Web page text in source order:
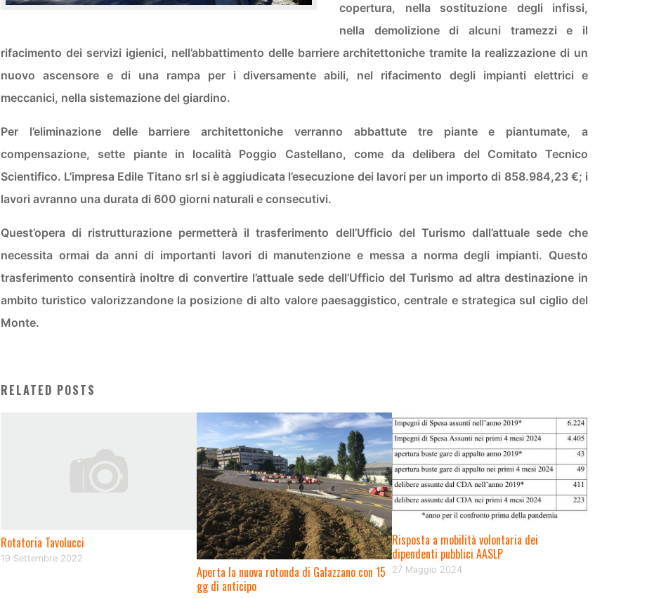
copertura, nella sostituzione degli infissi,
nella demolizione di alcuni tramezzi e il
rifacimento dei servizi igienici, nell’abbattimento delle barriere architettoniche tramite la realizzazione di un
nuovo ascensore e di una rampa per i diversamente abili, nel rifacimento degli impianti elettrici e
meccanici, nella sistemazione del giardino.
Per l’eliminazione delle barriere architettoniche verranno abbattute tre piante e piantumate, a
compensazione, sette piante in località Poggio Castellano, come da delibera del Comitato Tecnico
Scientifico. L’impresa Edile Titano srl si è aggiudicata l’esecuzione dei lavori per un importo di 858.984,23 €; i
lavori avranno una durata di 600 giorni naturali e consecutivi.
Quest’opera di ristrutturazione permetterà il trasferimento dell’Ufficio del Turismo dall’attuale sede che
necessita ormai da anni di importanti lavori di manutenzione e messa a norma degli impianti. Questo
trasferimento consentirà inoltre di convertire l’attuale sede dell’Ufficio del Turismo ad altra destinazione in
ambito turistico valorizzandone la posizione di alto valore paesaggistico, centrale e strategica sul ciglio del
Monte.
RELATED POSTS
Rotatoria Tavolucci
19 Settembre 2022
Aperta la nuova rotonda di Galazzano con 15
gg di anticipo
Risposta a mobilità volontaria dei
dipendenti pubblici AASLP
27 Maggio 2024